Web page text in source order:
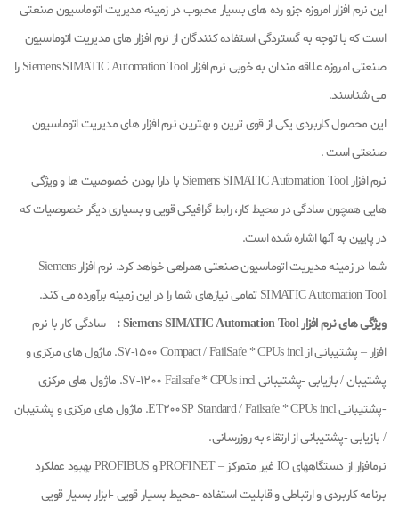
این نرم افزار امروزه جزو رده های بسیار محبوب در زمینه مدیریت اتوماسیون صنعتی
است که با توجه به گستردگی استفاده کنندگان از نرم افزار های مدیریت اتوماسیون
صنعتی امروزه علاقه مندان به خوبی نرم افزار Siemens SIMATIC Automation Tool را
می شناسند.
این محصول کاربردی یکی از قوی ترین و بهترین نرم افزار های مدیریت اتوماسیون
صنعتی است .
نرم افزار Siemens SIMATIC Automation Tool با دارا بودن خصوصیت ها و ویژگی
هایی همچون سادگی در محیط کار، رابط گرافیکی قویی و بسیاری دیگر خصوصیات که
در پایین به آنها اشاره شده است.
شما در زمینه مدیریت اتوماسیون صنعتی همراهی خواهد کرد. نرم افزار Siemens
SIMATIC Automation Tool تمامی نیازهای شما را در این زمینه برآورده می کند.
ویژگی های نرم افزار Siemens SIMATIC Automation Tool
: – سادگی کار با نرم
افزار – پشتیبانی از S7-1500 Compact / FailSafe * CPUs incl. ماژول های مرکزی و
پشتیبان / بازیابی -پشتیبانی S7-1200 Failsafe * CPUs incl. ماژول های مرکزی
-پشتیبانی ET200SP Standard / Failsafe * CPUs incl. ماژول های مرکزی و پشتیبان
/ بازیابی -پشتیبانی از ارتقاء به روزرسانی.
نرمافزار از دستگاههای IO غیر متمرکز – PROFINET و PROFIBUS بهبود عملکرد
برنامه کاربردی و ارتباطی و قابلیت استفاده -محیط بسیار قویی -ابزار بسیار قویی